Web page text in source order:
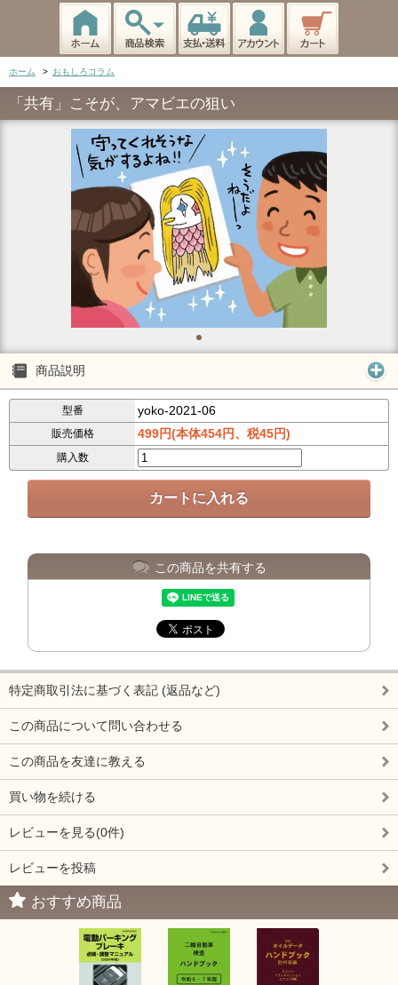
ホーム > おもしろコラム
「共有」こそが、アマビエの狙い
商品説明
型番 yoko-2021-06
販売価格 499円(本体454円、税45円)
購入数
この商品を共有する
特定商取引法に基づく表記 (返品など)
この商品について問い合わせる
この商品を友達に教える
買い物を続ける
レビューを見る(0件)
レビューを投稿
おすすめ商品